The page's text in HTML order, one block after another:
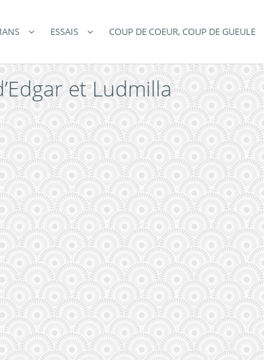
ESSAIS COUP DE COEUR, COUP DE GUEULE
et Ludmilla